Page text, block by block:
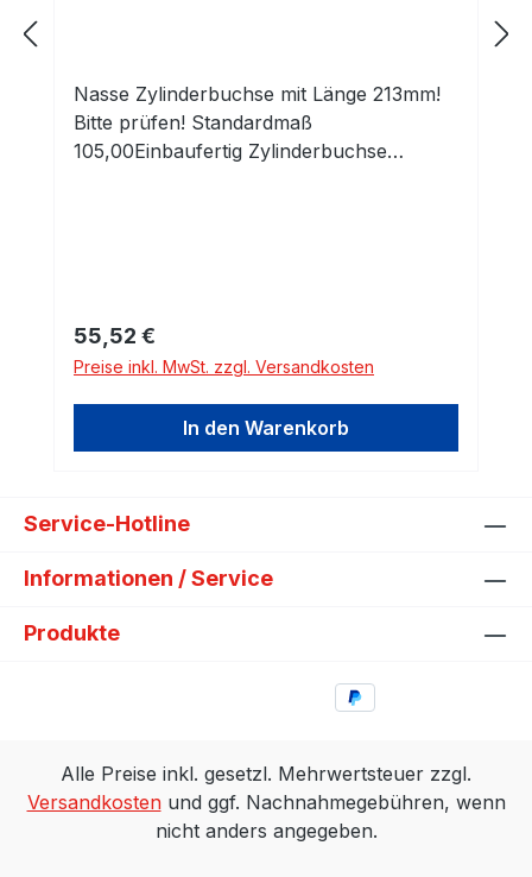
Nasse Zylinderbuchse mit Länge 213mm!
Bitte prüfen! Standardmaß
105,00Einbaufertig Zylinderbuchse
Regulärer Preis:
55,52 €
Preise inkl. MwSt. zzgl. Versandkosten
In den Warenkorb
Service-Hotline
Informationen / Service
Produkte
Alle Preise inkl. gesetzl. Mehrwertsteuer zzgl.
Versandkostenund ggf. Nachnahmegebühren, wenn
nicht anders angegeben.